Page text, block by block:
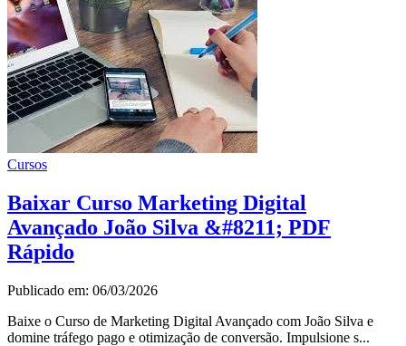
Cursos
Baixar Curso Marketing Digital
Avançado João Silva &#8211; PDF
Rápido
Publicado em: 06/03/2026
Baixe o Curso de Marketing Digital Avançado com João Silva e
domine tráfego pago e otimização de conversão. Impulsione s...